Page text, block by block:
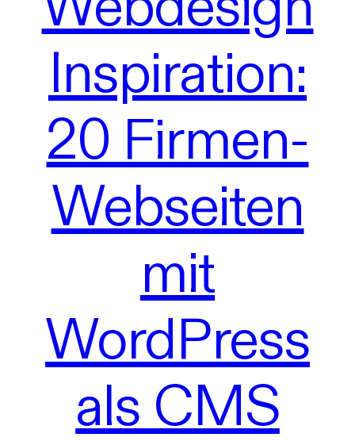
Inspiration:
20 Firmen-
Webseiten
mit
WordPress
als CMS